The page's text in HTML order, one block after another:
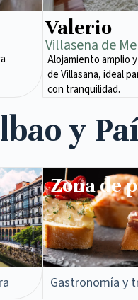
Valerio
Villasena de
Alojamiento amplio
de Villasana, ideal
con tranquilidad.
y
Zona de
Gastronomía y